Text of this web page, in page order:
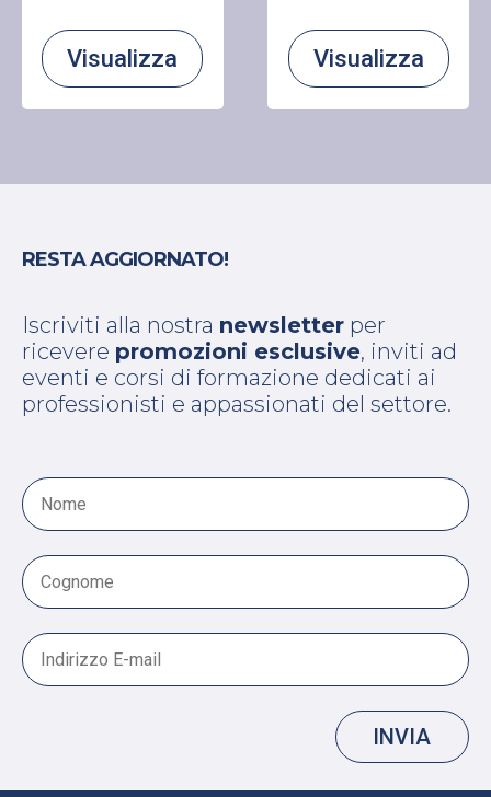
Visualizza Visualizza
RESTA AGGIORNATO!
Iscriviti alla nostra newsletter per
ricevere promozioni esclusive, inviti ad
eventi e corsi di formazione dedicati ai
professionisti e appassionati del settore.
INVIA